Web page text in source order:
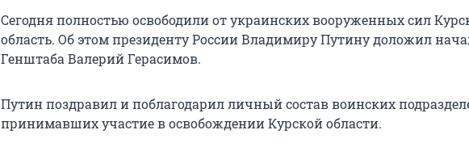
Сегодня полностью освободили от украинских вооруженных сил
область. Об этом президенту России Владимиру Путину доложил
Генштаба Валерий Герасимов.
Путин поздравил и поблагодарил личный состав воинских
принимавших участие в освобождении Курской области.